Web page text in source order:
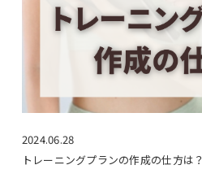
2024.06.28
トレーニングプランの作成の仕方は？